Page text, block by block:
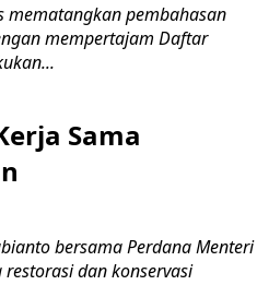
mematangkan pembahasan
mempertajam Daftar
Sama
bersama Perdana Menteri
dan konservasi